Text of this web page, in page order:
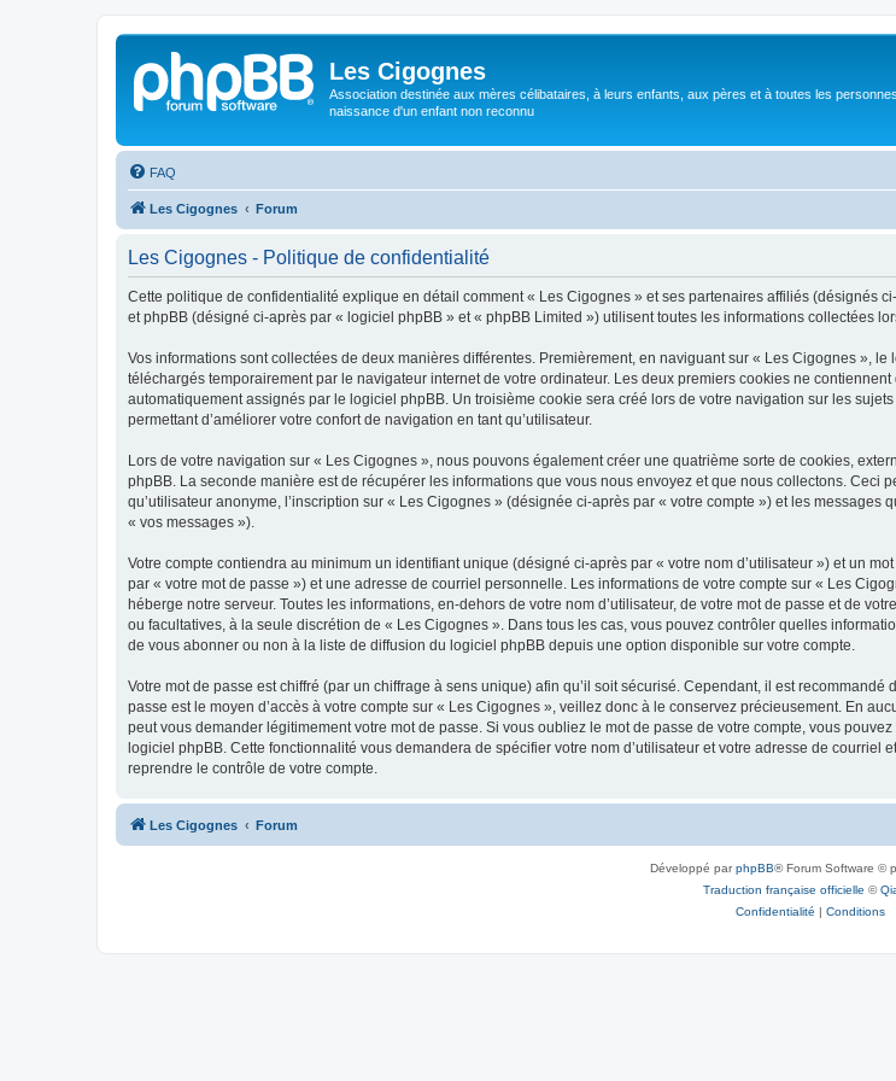
Les Cigognes
Association destinée aux mères célibataires, à leurs enfants, aux pères et à toutes les
naissance d'un enfant non reconnu
FAQ
Les Cigognes Forum
Les Cigognes - Politique de confidentialité
Cette politique de confidentialité explique en détail comment « Les Cigognes » et ses partenaires affiliés (désignés
et phpBB (désigné ci-après par « logiciel phpBB » et « phpBB Limited ») utilisent toutes les informations collectées
Vos informations sont collectées de deux manières différentes. Premièrement, en naviguant sur « Les Cigognes »,
téléchargés temporairement par le navigateur internet de votre ordinateur. Les deux premiers cookies ne
automatiquement assignés par le logiciel phpBB. Un troisième cookie sera créé lors de votre navigation sur les
permettant d’améliorer votre confort de navigation en tant qu’utilisateur.
Lors de votre navigation sur « Les Cigognes », nous pouvons également créer une quatrième sorte de cookies,
phpBB. La seconde manière est de récupérer les informations que vous nous envoyez et que nous collectons.
qu’utilisateur anonyme, l’inscription sur « Les Cigognes » (désignée ci-après par « votre compte ») et les
« vos messages »).
Votre compte contiendra au minimum un identifiant unique (désigné ci-après par « votre nom d’utilisateur ») et un
par « votre mot de passe ») et une adresse de courriel personnelle. Les informations de votre compte sur « Les
héberge notre serveur. Toutes les informations, en-dehors de votre nom d’utilisateur, de votre mot de passe et de
ou facultatives, à la seule discrétion de « Les Cigognes ». Dans tous les cas, vous pouvez contrôler quelles
de vous abonner ou non à la liste de diffusion du logiciel phpBB depuis une option disponible sur votre compte.
Votre mot de passe est chiffré (par un chiffrage à sens unique) afin qu’il soit sécurisé. Cependant, il est
passe est le moyen d’accès à votre compte sur « Les Cigognes », veillez donc à le conservez précieusement. En
peut vous demander légitimement votre mot de passe. Si vous oubliez le mot de passe de votre compte, vous
logiciel phpBB. Cette fonctionnalité vous demandera de spécifier votre nom d’utilisateur et votre adresse de
reprendre le contrôle de votre compte.
Les Cigognes Forum
Développé parphpBB® Forum Software ©
Traduction française officielle ©
Confidentialité | Conditions